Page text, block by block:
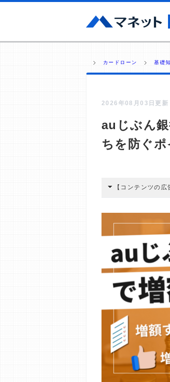
カードローン 基礎
2026年08月03日更新
auじぶん
ちを防ぐポ
【コンテンツの広
編集部の調査／ユ
す。
>提携企業一覧